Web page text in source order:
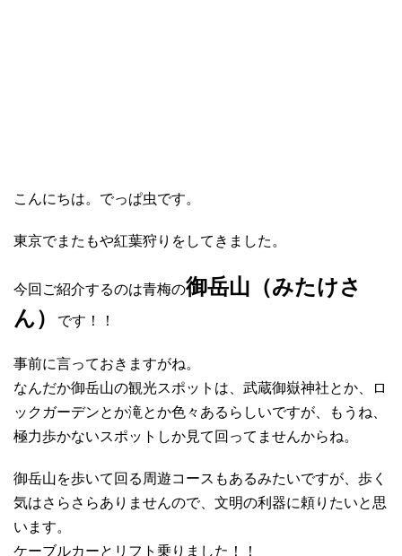
こんにちは。でっぱ虫です。
東京でまたもや紅葉狩りをしてきました。
今回ご紹介するのは青梅の御岳山（みたけさ
ん）
です！！
事前に言っておきますがね。
なんだか御岳山の観光スポットは、武蔵御嶽神社とか、ロ
ックガーデンとか滝とか色々あるらしいですが、もうね、
極力歩かないスポットしか見て回ってませんからね。
御岳山を歩いて回る周遊コースもあるみたいですが、歩く
気はさらさらありませんので、文明の利器に頼りたいと思
います。
ケーブルカーとリフト乗りました！！